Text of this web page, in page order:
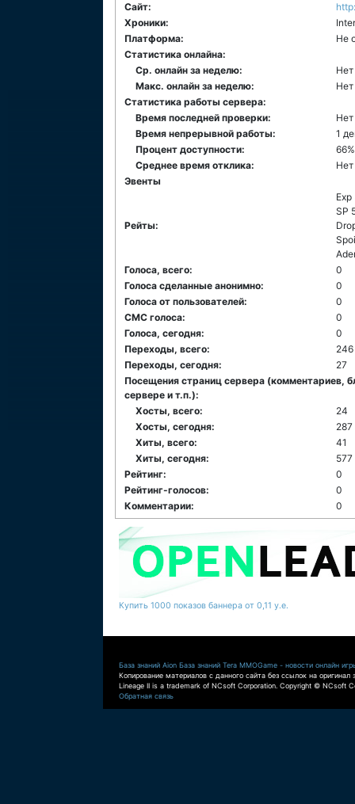
Сайт:
Хроники:
Платформа:
Не
Статистика онлайна:
Ср. онлайн за неделю:
Макс. онлайн за неделю:
Статистика работы сервера:
Время последней проверки:
Время непрерывной работы:
1
Процент доступности:
66%
Среднее время отклика:
Эвенты
Рейты:
SP
Голоса, всего:
0
Голоса сделанные анонимно:
0
Голоса от пользователей:
0
СМС голоса:
0
Голоса, сегодня:
0
Переходы, всего:
246
Переходы, сегодня:
27
Посещения страниц сервера (комментариев,
сервере и т.п.):
Хосты, всего:
24
Хосты, сегодня:
287
Хиты, всего:
41
Хиты, сегодня:
577
Рейтинг:
0
Рейтинг-голосов:
0
Комментарии:
0
Купить 1000 показов баннера от 0,11 у.е.
База знаний Aion База знаний Tera MMOGame - новости онлайн
Копирование материалов с данного сайта без ссылок на оригинал
Lineage II is a trademark of NCsoft Corporation. Copyright © NCsoft
Обратная связь